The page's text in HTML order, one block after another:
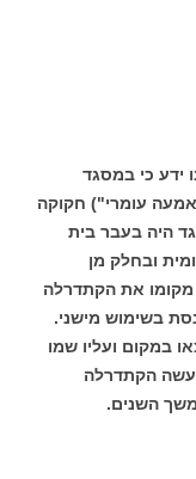
ידע כי במסגד
עומרי") חקוקה
היה בעבר בית
ובחלק מן
מקומו את הקתדרלה
בשימוש מישני.
במקום ועליו שמו
הקתדרלה
השנים.